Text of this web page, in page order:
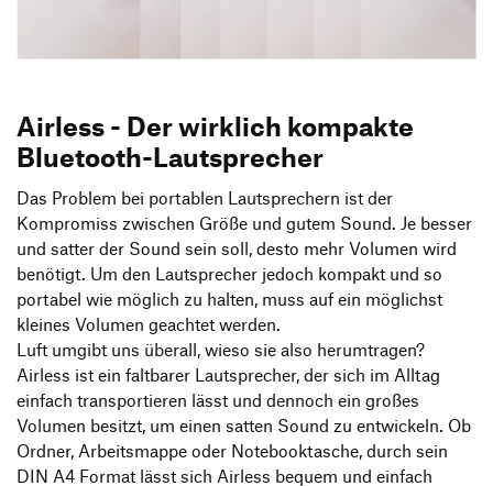
Airless - Der wirklich kompakte
Bluetooth-Lautsprecher
Das Problem bei portablen Lautsprechern ist der
Kompromiss zwischen Größe und gutem Sound. Je besser
und satter der Sound sein soll, desto mehr Volumen wird
benötigt. Um den Lautsprecher jedoch kompakt und so
portabel wie möglich zu halten, muss auf ein möglichst
kleines Volumen geachtet werden.
Luft umgibt uns überall, wieso sie also herumtragen?
Airless ist ein faltbarer Lautsprecher, der sich im Alltag
einfach transportieren lässt und dennoch ein großes
Volumen besitzt, um einen satten Sound zu entwickeln. Ob
Ordner, Arbeitsmappe oder Notebooktasche, durch sein
DIN A4 Format lässt sich Airless bequem und einfach